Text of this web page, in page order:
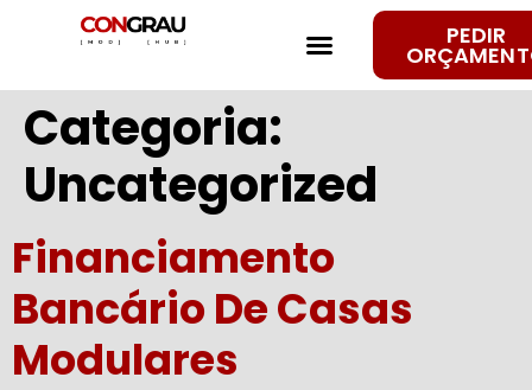
PEDIR
Categoria:
Uncategorized
Financiamento
Bancário De Casas
Modulares